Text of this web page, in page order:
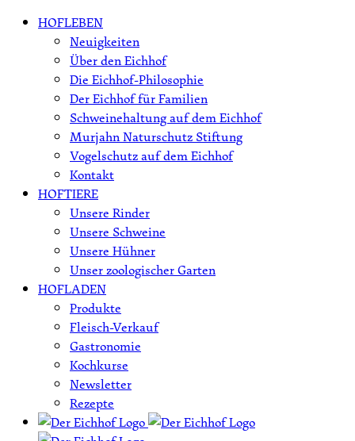
Skip HOFLEBEN
Neuigkeiten
Über den Eichhof
Die Eichhof-Philosophie
Der Eichhof für Familien
Schweinehaltung auf dem Eichhof
Murjahn Naturschutz Stiftung
Vogelschutz auf dem Eichhof
Kontakt
HOFTIERE
Unsere Rinder
Unsere Schweine
Unsere Hühner
Unser zoologischer Garten
HOFLADEN
Produkte
Fleisch-Verkauf
Gastronomie
Kochkurse
Newsletter
Rezepte